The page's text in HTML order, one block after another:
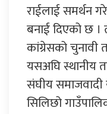
राईलाई समर्थन
बनाई दिएको छ ।
कांग्रेसको चुनावी
यसअघि स्थानीय
संघीय समाजवादी
सिलिछो